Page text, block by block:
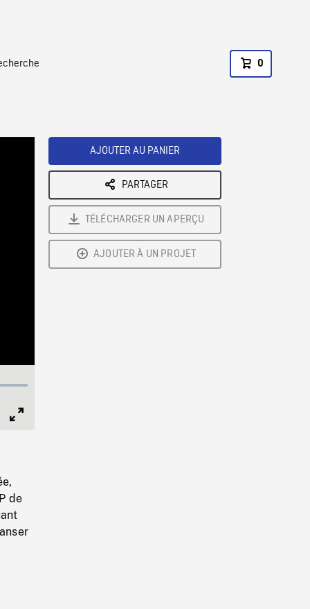
0
de
AJOUTER AU PANIER
PARTAGER
TÉLÉCHARGER UN APERÇU
AJOUTER À UN PROJET